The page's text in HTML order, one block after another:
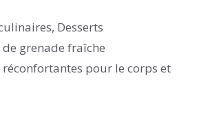
, Desserts
de grenade fraîche
réconfortantes pour le corps et